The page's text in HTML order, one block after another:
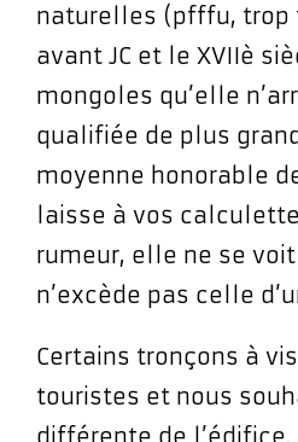
naturelles (pfffu, trop
avant JC et le XVIIè
mongoles qu’elle
qualifiée de plus
moyenne honorable
laisse à vos
rumeur, elle ne se
n’excède pas celle
Certains tronçons à
touristes et nous
différente de